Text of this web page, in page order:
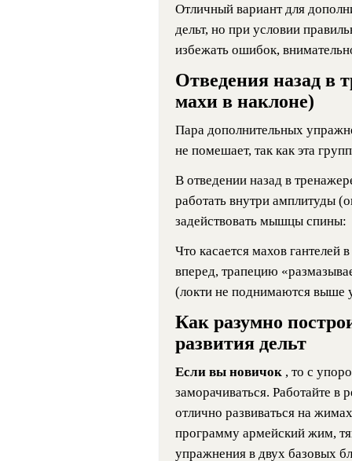
Отличный вариант для
дельт, но при условии
избежать ошибок,
Отведения назад в
махи в наклоне)
Пара дополнительных
не помешает, так как эта
В отведении назад в
работать внутри амплитуды
задействовать мышцы спины:
Что касается махов гантелей
вперед, трапецию
(локти не поднимаются выше
Как разумно
развития дельт
Если вы новичок , то с
заморачиваться. Работайте
отлично развиваться на
программу армейский жим,
упражнения в двух базовых